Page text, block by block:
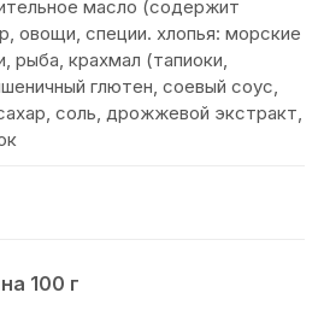
масло (содержит
овощи, специи. хлопья: морские
рыба, крахмал (тапиоки,
глютен, соевый соус,
соль, дрожжевой экстракт,
100 г